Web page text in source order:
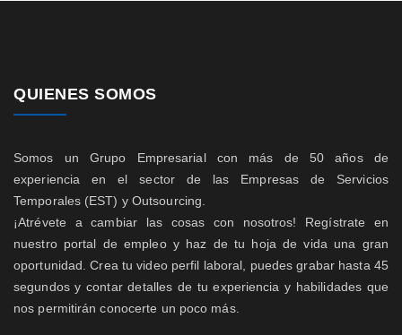
QUIENES SOMOS
Somos un Grupo Empresarial con más de 50 años de
experiencia en el sector de las Empresas de Servicios
Temporales (EST) y Outsourcing.
¡Atrévete a cambiar las cosas con nosotros! Regístrate en
nuestro portal de empleo y haz de tu hoja de vida una gran
oportunidad. Crea tu video perfil laboral, puedes grabar hasta 45
segundos y contar detalles de tu experiencia y habilidades que
nos permitirán conocerte un poco más.